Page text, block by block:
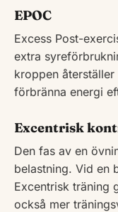
EPOC
Excess Post-
extra
kroppen
förbränna energi
Excentrisk
Den fas av en
belastning. Vid en
Excentrisk träning
också mer